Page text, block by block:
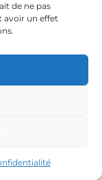
de ne pas
avoir un effet